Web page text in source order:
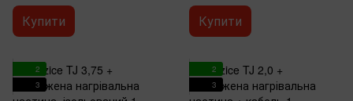
Купити Купити
2
3
2
3